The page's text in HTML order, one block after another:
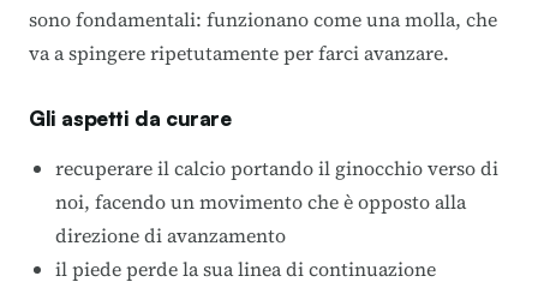
sono fondamentali: funzionano come una molla, che
va a spingere ripetutamente per farci avanzare.
Gli aspetti da curare
recuperare il calcio portando il ginocchio verso di
noi, facendo un movimento che è opposto alla
direzione di avanzamento
il piede perde la sua linea di continuazione